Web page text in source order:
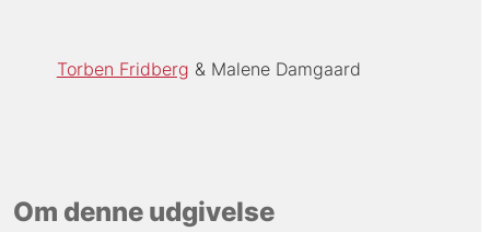
Torben Fridberg Malene Damgaard
Om denne udgivelse